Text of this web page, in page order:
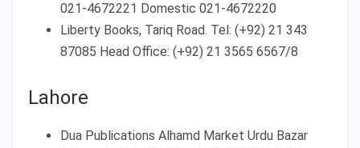
021-4672221 Domestic 021-4672220
Liberty Books, Tariq Road. Tel: (+92) 21 343
87085 Head Office: (+92) 21 3565 6567/8
Lahore
Dua Publications Alhamd Market Urdu Bazar